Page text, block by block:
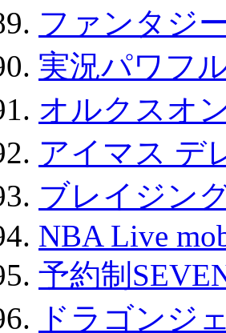
ファンタジ
実況パワフ
オルクスオ
アイマス デ
ブレイジン
NBA Live
予約制
ドラゴンジ